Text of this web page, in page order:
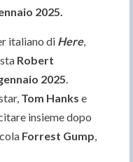
2025.
italiano di Here,
Robert
2025.
Tom Hanks e
insieme dopo
Forrest Gump,